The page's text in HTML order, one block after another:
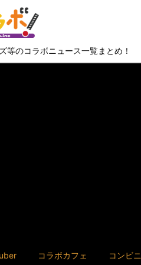
等のコラボニュース一覧まとめ！
コラボカフェ コンビニ